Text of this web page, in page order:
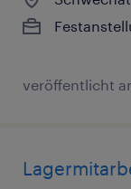
veröffentlicht